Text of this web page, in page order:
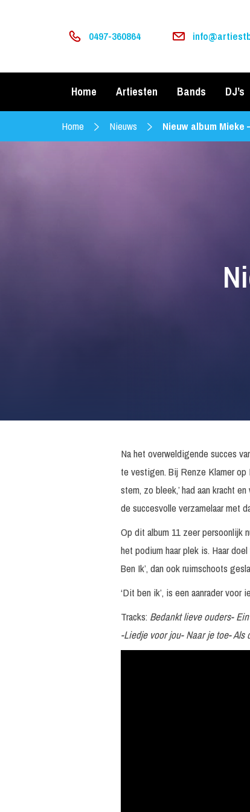
0497-360864
Home Artiesten Bands DJ’s
Home Nieuws Nieuw album Mieke
Na het overweldigende succes
te vestigen. Bij Renze Klamer op
stem, zo bleek,’ had aan kracht
de succesvolle verzamelaar met
Op dit album 11 zeer persoonlijk
het podium haar plek is. Haar
Ben Ik’, dan ook ruimschoots
‘Dit ben ik’, is een aanrader
Tracks: Bedankt lieve ouders-
-Liedje voor jou- Naar je toe-